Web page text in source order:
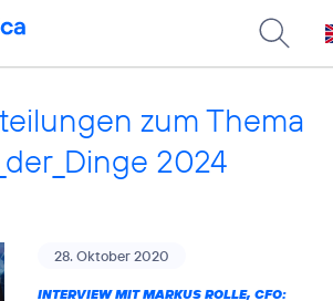
zum Thema
2024
28. Oktober 2020
INTERVIEW MIT MARKUS ROLLE, CFO: